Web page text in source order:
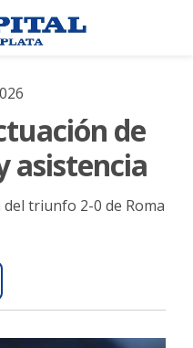
de
asistencia
triunfo 2-0 de Roma